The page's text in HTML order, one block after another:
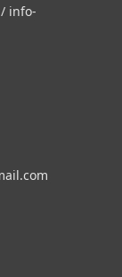
/ info-